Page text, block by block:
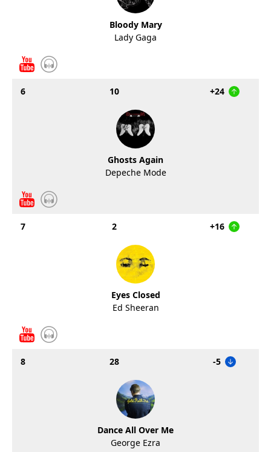
Bloody Mary
Lady Gaga
6 10 +24
Ghosts Again
Depeche Mode
7 2 +16
Eyes Closed
Ed Sheeran
8 28 -5
Dance All Over Me
George Ezra